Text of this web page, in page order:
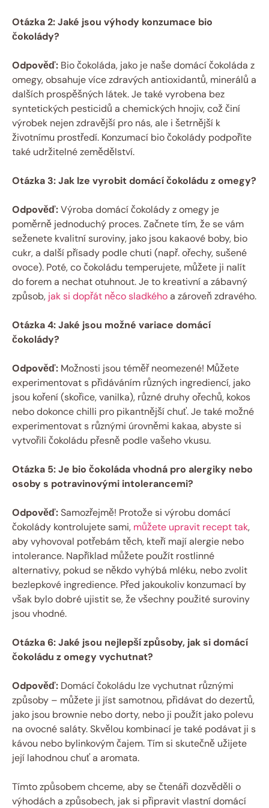
Otázka 2: Jaké jsou výhody konzumace bio
čokolády?
Odpověď: Bio čokoláda, jako je naše domácí čokoláda z
omegy, obsahuje více zdravých antioxidantů, minerálů a
dalších prospěšných látek. Je také vyrobena bez
syntetických pesticidů a chemických hnojiv, což činí
výrobek nejen zdravější pro nás, ale i šetrnější k
životnímu prostředí. Konzumací bio čokolády podpoříte
také udržitelné zemědělství.
Otázka 3: Jak lze vyrobit domácí čokoládu z omegy?
Odpověď:Výroba domácí čokolády z omegy je
poměrně jednoduchý proces. Začnete tím, že se vám
seženete kvalitní suroviny, jako jsou kakaové boby, bio
cukr, a další přísady podle chuti (např. ořechy, sušené
ovoce). Poté, co čokoládu temperujete, můžete ji nalít
do forem a nechat otuhnout. Je to kreativní a zábavný
způsob, jak si dopřát něco sladkéhoa zároveň zdravého.
Otázka 4: Jaké jsou možné variace domácí
čokolády?
Odpověď: Možnosti jsou téměř neomezené! Můžete
experimentovat s přidáváním různých ingrediencí, jako
jsou koření (skořice, vanilka), různé druhy ořechů, kokos
nebo dokonce chilli pro pikantnější chuť. Je také možné
experimentovat s různými úrovněmi kakaa, abyste si
vytvořili čokoládu přesně podle vašeho vkusu.
Otázka 5: Je bio čokoláda vhodná pro alergiky nebo
osoby s potravinovými intolerancemi?
Odpověď:Samozřejmě! Protože si výrobu domácí
čokolády kontrolujete sami, můžete upravit recept tak,
aby vyhovoval potřebám těch, kteří mají alergie nebo
intolerance. Například můžete použít rostlinné
alternativy, pokud se někdo vyhýbá mléku, nebo zvolit
bezlepkové ingredience. Před jakoukoliv konzumací by
však bylo dobré ujistit se, že všechny použité suroviny
jsou vhodné.
Otázka 6: Jaké jsou nejlepší způsoby, jak si domácí
čokoládu z omegy vychutnat?
Odpověď: Domácí čokoládu lze vychutnat různými
způsoby – můžete ji jíst samotnou, přidávat do dezertů,
jako jsou brownie nebo dorty, nebo ji použít jako polevu
na ovocné saláty. Skvělou kombinací je také podávat ji s
kávou nebo bylinkovým čajem. Tím si skutečně užijete
její lahodnou chuť a aromata.
Tímto způsobem chceme, aby se čtenáři dozvěděli o
výhodách a způsobech, jak si připravit vlastní domácí